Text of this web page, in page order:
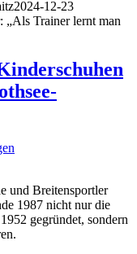
2024-12-23
„Als Trainer lernt man
und Breitensportler
1987 nicht nur die
gegründet, sondern